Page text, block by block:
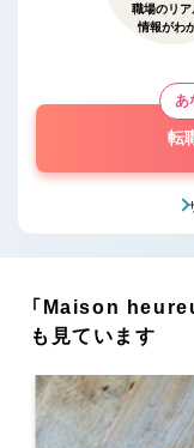
職場のリア
情報がわ
あ
転
「Maison
も見ています